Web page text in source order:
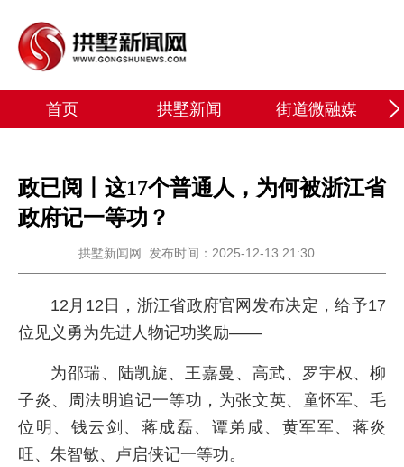
首页 拱墅新闻 街道微融媒
政已阅丨这17个普通人，为何被浙江省
政府记一等功？
拱墅新闻网 发布时间：2025-12-13 21:30
12月12日，浙江省政府官网发布决定，给予17
位见义勇为先进人物记功奖励——
为邵瑞、陆凯旋、王嘉曼、高武、罗宇权、柳
子炎、周法明追记一等功，为张文英、童怀军、毛
位明、钱云剑、蒋成磊、谭弟咸、黄军军、蒋炎
旺、朱智敏、卢启侠记一等功。